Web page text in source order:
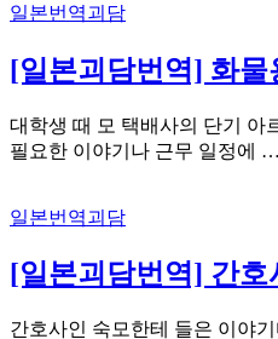
일본번역괴담
[일본괴담번역] 화
대학생 때 모 택배사의 단기 아
필요한 이야기나 근무 일정에 …
일본번역괴담
[일본괴담번역] 간호
간호사인 숙모한테 들은 이야